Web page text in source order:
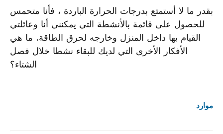
بقدر ما لا أستمتع بدرجات الحرارة الباردة ، فأنا متحمس
للحصول على قائمة بالأنشطة التي يمكنني أنا وعائلتي
القيام بها داخل المنزل وخارجه لحرق الطاقة. ما هي
الأفكار الأخرى التي لديك للبقاء نشطا خلال فصل
الشتاء؟
موارد